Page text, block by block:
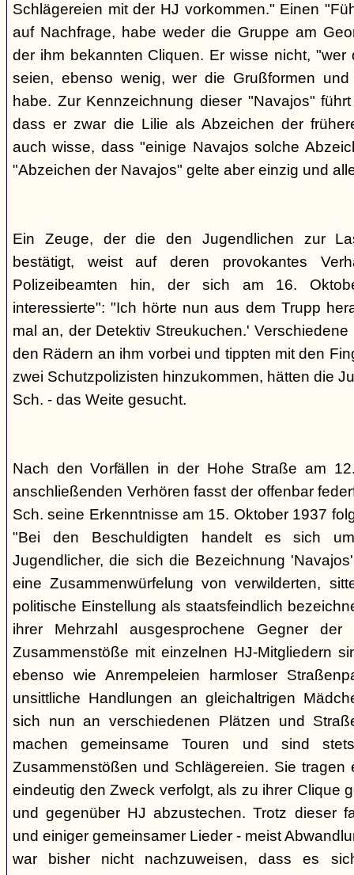
Schlägereien mit der HJ vorkommen." Einen
auf Nachfrage, habe weder die Gruppe am
der ihm bekannten Cliquen. Er wisse nicht, "wer
seien, ebenso wenig, wer die Grußformen
habe. Zur Kennzeichnung dieser "Navajos"
dass er zwar die Lilie als Abzeichen der
auch wisse, dass "einige Navajos solche
"Abzeichen der Navajos" gelte aber einzig und
Ein Zeuge, der die den Jugendlichen zur
bestätigt, weist auf deren provokantes
Polizeibeamten hin, der sich am 16.
interessierte": "Ich hörte nun aus dem Trupp
mal an, der Detektiv Streukuchen.'
den Rädern an ihm vorbei und tippten mit den
zwei Schutzpolizisten hinzukommen, hätten die
Sch. - das Weite gesucht.
Nach den Vorfällen in der Hohe Straße am
anschließenden Verhören fasst der offenbar
Sch. seine Erkenntnisse am 15. Oktober 1937
"Bei den Beschuldigten handelt es sich
Jugendlicher, die sich die Bezeichnung
eine Zusammenwürfelung von verwilderten,
politische Einstellung als staatsfeindlich
ihrer Mehrzahl ausgesprochene Gegner
Zusammenstöße mit einzelnen HJ-Mitgliedern
ebenso wie Anrempeleien harmloser
unsittliche Handlungen an gleichaltrigen
sich nun an verschiedenen Plätzen und
machen gemeinsame Touren und sind
Zusammenstößen und Schlägereien. Sie tragen
eindeutig den Zweck verfolgt, als zu ihrer Clique
und gegenüber HJ abzustechen. Trotz dieser
und einiger gemeinsamer Lieder - meist
war bisher nicht nachzuweisen, dass es